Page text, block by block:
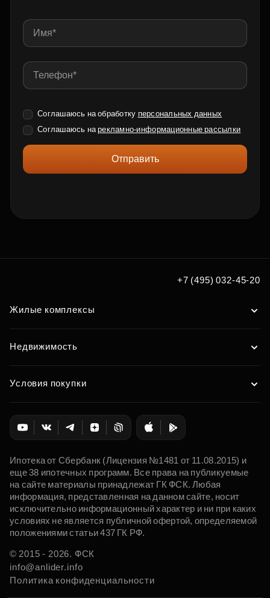
Соглашаюсь на обработку персональных данных
Соглашаюсь нарекламно-информационные рассылки
Отправить
+7 (495) 032-45-20
Жилые комплексы
Недвижимость
Условия покупки
Ипотека от Сбербанк (Лицензия №1481 от 11.08.2015) и
еще 38 ипотечных программ. Все права на публикуемые
на сайте материалы принадлежат ГК ФСК. Любая
информация, представленная на данном сайте, носит
исключительно информационный характер и ни при каких
условиях не является публичной офертой, определяемой
положениями статьи 437 ГК РФ.
© 2015 - 2026. ФСК
info@anlider.info
Политика конфиденциальности